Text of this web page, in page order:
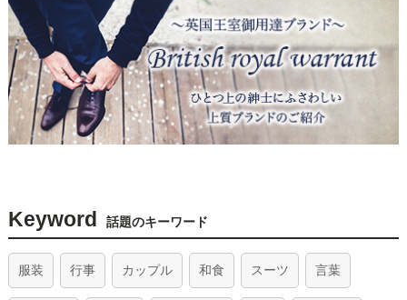
Keyword 話題のキーワード
服装 行事 カップル 和食 スーツ 言葉